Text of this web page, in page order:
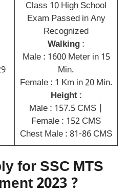
Class 10 High School
Exam Passed in Any
Recognized
Walking :
Male : 1600 Meter in 15
Min.
Female : 1 Km in 20 Min.
Height:
Male : 157.5 CMS |
Female : 152 CMS
Chest Male : 81-86 CMS
for SSC MTS
2023 ?